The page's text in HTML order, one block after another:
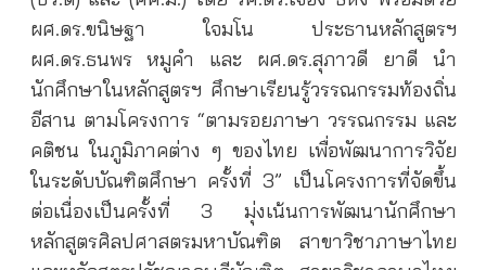
ผศ.ดร.ขนิษฐา ใจมโน ประธานหลักสูตรฯ
ผศ.ดร.ธนพร หมูคำ และ ผศ.ดร.สุภาวดี ยาดี นำ
นักศึกษาในหลักสูตรฯ ศึกษาเรียนรู้วรรณกรรมท้องถิ่น
อีสาน ตามโครงการ “ตามรอยภาษา วรรณกรรม และ
คติชน ในภูมิภาคต่าง ๆ ของไทย เพื่อพัฒนาการวิจัย
ในระดับบัณฑิตศึกษา ครั้งที่ 3” เป็นโครงการที่จัดขึ้น
ต่อเนื่องเป็นครั้งที่ 3 มุ่งเน้นการพัฒนานักศึกษา
หลักสูตรศิลปศาสตรมหาบัณฑิต สาขาวิชาภาษาไทย